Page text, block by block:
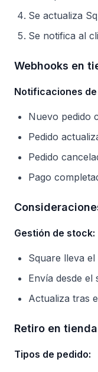
Se actualiza
Se notifica al
Webhooks en
Notificaciones
Nuevo pedido
Pedido
Pedido
Pago
Gestión de stock:
Square lleva
Envía desde el
Actualiza tras
Retiro en
Tipos de pedido: